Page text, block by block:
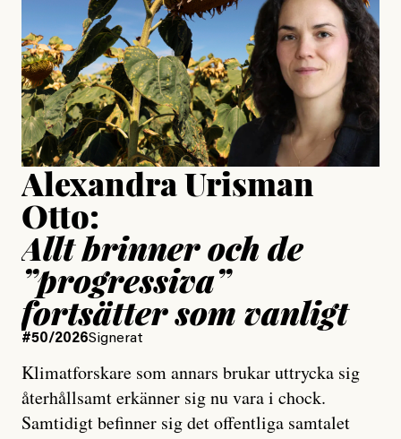
Publicerad24 July, 2026
Jesper Lundby
Publicerad15 July, 2026
Uppdaterad15 July, 2026
Alexandra Urisman
Otto:
Allt brinner och de
”progressiva”
fortsätter som vanligt
#50/2026Signerat
Klimatforskare som annars brukar uttrycka sig
återhållsamt erkänner sig nu vara i chock.
Samtidigt befinner sig det offentliga samtalet